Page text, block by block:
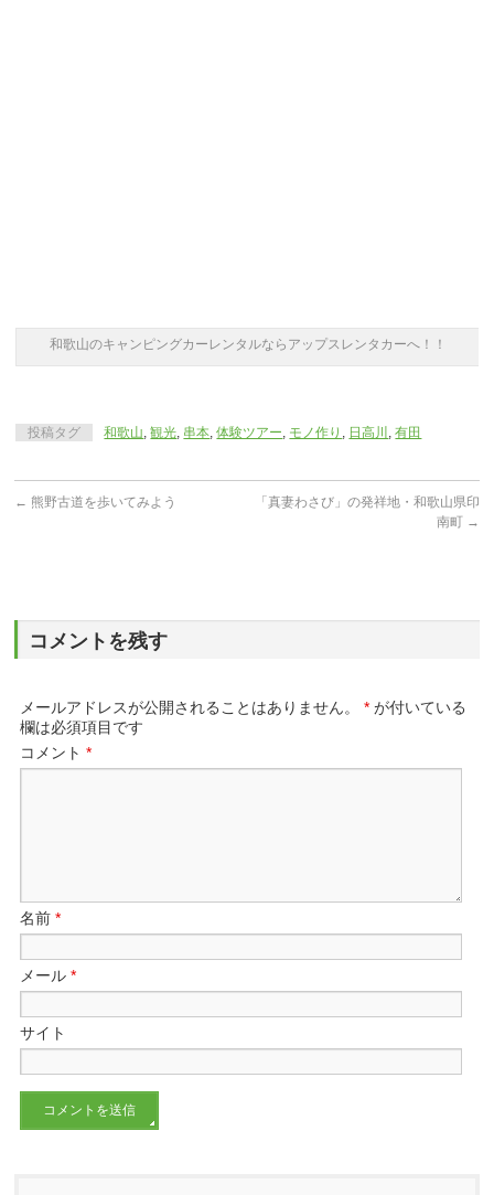
和歌山のキャンピングカーレンタルならアップスレンタカーへ！！
投稿タグ 和歌山,観光, 串本,体験ツアー, モノ作り , 日高川 ,有田
← 熊野古道を歩いてみよう
「真妻わさび」の発祥地・和歌山県印
南町 →
コメントを残す
メールアドレスが公開されることはありません。 * が付いている
欄は必須項目です
コメント*
名前*
メール*
サイト